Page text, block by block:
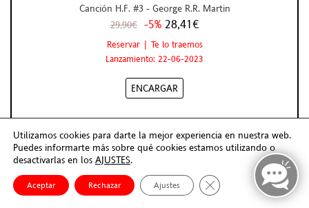
Canción H.F. #3 - George R.R. Martin
29,90€ -5% 28,41€
Reservar | Te lo traemos
Lanzamiento: 22-06-2023
ENCARGAR
Utilizamos cookies para darte la mejor experiencia en nuestra web.
Puedes informarte más sobre qué cookies estamos utilizando o
desactivarlas en los AJUSTES.
Aceptar Rechazar Ajustes Cerrar el banner de